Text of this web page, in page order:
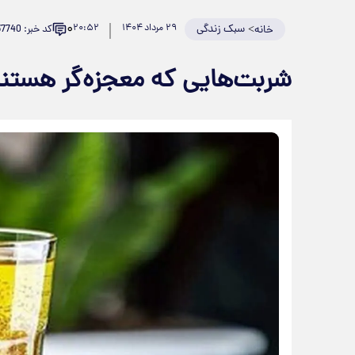
خانه>سبک زندگی ۲۹ مرداد ۱۴۰۴ ۲۰:۵۲۰ کد خبر: 937740
شربت‌هایی که معجزه‌گر